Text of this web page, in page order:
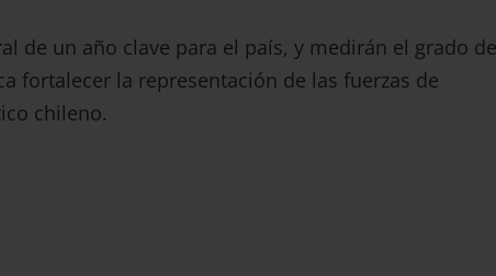
de un año clave para el país, y medirán el grado de
fortalecer la representación de las fuerzas de
chileno.